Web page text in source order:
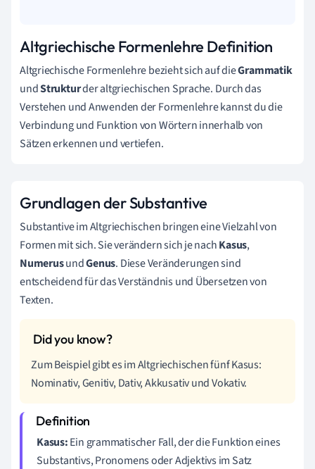
Altgriechische Formenlehre Definition
Altgriechische Formenlehre bezieht sich auf dieGrammatik
undStrukturder altgriechischen Sprache. Durch das
Verstehen und Anwenden der Formenlehre kannst du die
Verbindung und Funktion von Wörtern innerhalb von
Sätzen erkennen und vertiefen.
Grundlagen der Substantive
Substantive im Altgriechischen bringen eine Vielzahl von
Formen mit sich. Sie verändern sich je nachKasus,
NumerusundGenus. Diese Veränderungen sind
entscheidend für das Verständnis und Übersetzen von
Texten.
Zum Beispiel gibt es im Altgriechischen fünf Kasus:
Nominativ, Genitiv, Dativ, Akkusativ und Vokativ.
Kasus:Ein grammatischer Fall, der die Funktion eines
Substantivs, Pronomens oder Adjektivs im Satz